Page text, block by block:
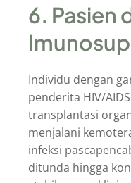
6. Pasien
Individu dengan
penderita HIV/
transplantasi
menjalani
infeksi
ditunda hingga